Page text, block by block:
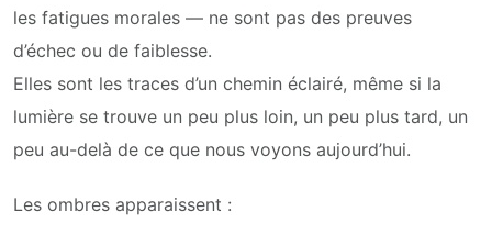
les fatigues morales — ne sont pas des preuves
d’échec ou de faiblesse.
Elles sont les traces d’un chemin éclairé, même si la
lumière se trouve un peu plus loin, un peu plus tard, un
peu au-delà de ce que nous voyons aujourd’hui.
Les ombres apparaissent :